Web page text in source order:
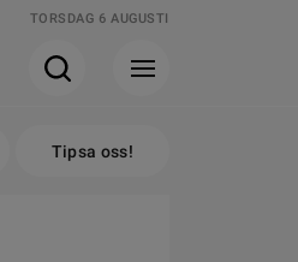
TORSDAG 6 AUGUSTI
Tipsa oss!